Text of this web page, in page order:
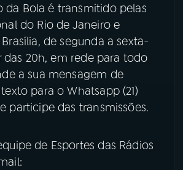
NACIONAL
X
da Bola é transmitido pelas
do Rio de Janeiro e
de segunda a sexta-
das 20h, em rede para todo
a sua mensagem de
para o Whatsapp (21)
participe das transmissões.
de Esportes das Rádios